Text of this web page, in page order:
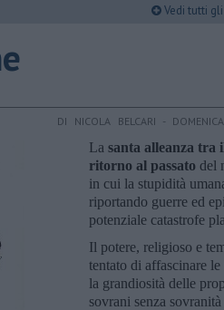
Vedi tutti
DI NICOLA BELCARI - DOMENICA
La santa alleanza tra
ritorno al passato del
in cui la stupidità
riportando guerre ed
potenziale catastrofe
Il potere, religioso e
tentato di affascinare
la grandiosità delle
sovrani senza